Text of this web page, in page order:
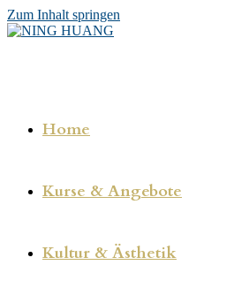
Zum Inhalt springen
Home
Kurse & Angebote
Kultur & Ästhetik